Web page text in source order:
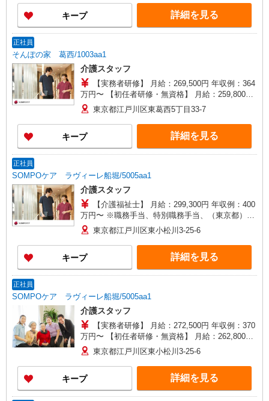
毎月平均的に支払われる手当を含みます。 ※居住
支援特別手当は勤続5年目までの方はさらに1万円
支給（再入社は除く） ◎賞与：基本給2.08ヶ月分/
分〜）
キープ 詳細を見る
正社員
そんぽの家 葛西/1003aa1
介護スタッフ
【実務者研修】 月給：269,500円 年収例：364
万円〜 【初任者研修・無資格】 月給：259,800円
年収例：351万円〜 ※職務手当、（東京都）居住
支援特別手当、働きがい向上手当、日祝手当（月
平均2回分）、夜勤手当（月平均5回分）等、毎月
平均的に支払われる手当を含みます。 ※居住支援
特別手当は勤続5年目までの方はさらに1万円支給
給 ◎残業時は別途時間外手当支給（超過1分〜）
東京都江戸川区東葛西5丁目33-7
キープ 詳細を見る
正社員
SOMPOケア ラヴィーレ船堀/5005aa1
介護スタッフ
【介護福祉士】 月給：299,300円 年収例：400
万円〜 ※職務手当、特別職務手当、（東京都）居
住支援特別手当、働きがい向上手当、日祝手当
（月平均2回分）、夜勤手当（月平均4回分）、深
夜勤手当（月平均2回）等、毎月平均的に支払われ
る手当を含みます。 ※居住支援特別手当は勤続5
年目までの方はさらに1万円支給（再入社は除く）
時間外手当支給（超過1分〜）
東京都江戸川区東小松川3-25-6
キープ 詳細を見る
正社員
SOMPOケア ラヴィーレ船堀/5005aa1
介護スタッフ
【実務者研修】 月給：272,500円 年収例：370
万円〜 【初任者研修・無資格】 月給：262,800円
年収例：355万円〜 ※職務手当、（東京都）居住
支援特別手当、日祝手当（月平均2回分）、夜勤手
当（月平均4回分）、深夜勤手当（月平均2回）
等、毎月平均的に支払われる手当を含みます。 ※
居住支援特別手当は勤続5年目までの方はさらに1
東京都江戸川区東小松川3-25-6
キープ 詳細を見る